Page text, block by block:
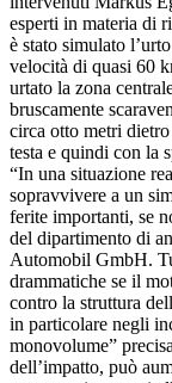
esperti in materia di
è stato simulato
velocità di quasi 60
urtato la zona
bruscamente
circa otto metri
testa e quindi con la
“In una situazione
sopravvivere a un
ferite importanti, se
del dipartimento di
Automobil GmbH.
drammatiche se il
contro la struttura
in particolare negli
monovolume”
dell’impatto, può